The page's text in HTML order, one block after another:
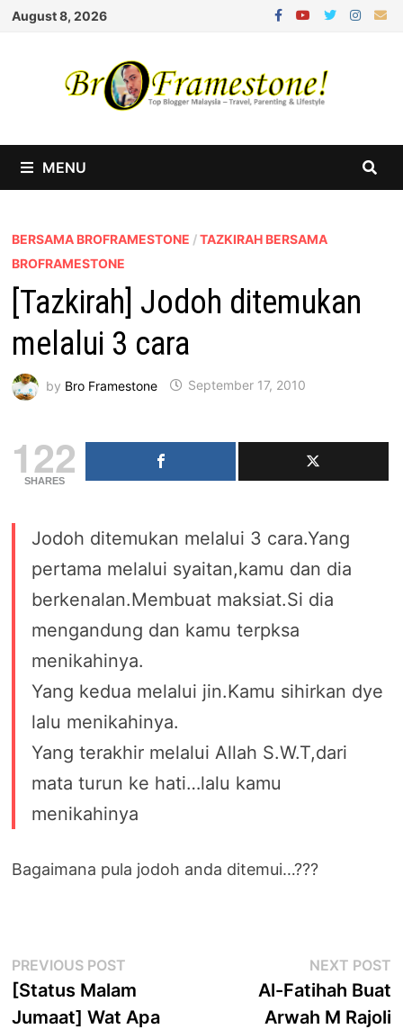
Skip
August 8, 2026
MENU
BERSAMA BROFRAMESTONE /TAZKIRAH BERSAMA
BROFRAMESTONE
[Tazkirah] Jodoh ditemukan
melalui 3 cara
by Bro Framestone September 17, 2010
122
SHARES
Jodoh ditemukan melalui 3 cara.Yang
pertama melalui syaitan,kamu dan dia
berkenalan.Membuat maksiat.Si dia
mengandung dan kamu terpksa
menikahinya.
Yang kedua melalui jin.Kamu sihirkan dye
lalu menikahinya.
Yang terakhir melalui Allah S.W.T,dari
mata turun ke hati…lalu kamu
menikahinya
Bagaimana pula jodoh anda ditemui…???
Post
navigation
PREVIOUS POST
post:
[Status Malam
Jumaat] Wat Apa
NEXT POST
Al-Fatihah Buat
Arwah M Rajoli